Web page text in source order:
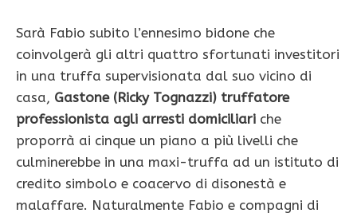
Sarà Fabio subito l’ennesimo bidone che
coinvolgerà gli altri quattro sfortunati investitori
in una truffa supervisionata dal suo vicino di
casa, Gastone (Ricky Tognazzi) truffatore
professionista agli arresti domiciliari che
proporrà ai cinque un piano a più livelli che
culminerebbe in una maxi-truffa ad un istituto di
credito simbolo e coacervo di disonestà e
malaffare. Naturalmente Fabio e compagni di